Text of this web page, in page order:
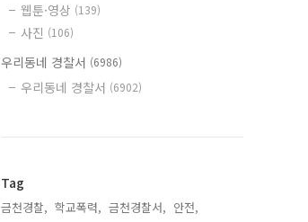
웹툰·영상 (139)
사진 (106)
우리동네 경찰서 (6986)
우리동네 경찰서 (6902)
Tag
금천경찰, 학교폭력, 금천경찰서, 안전,